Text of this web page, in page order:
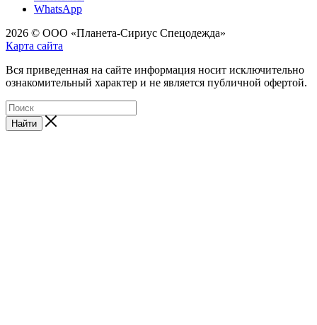
WhatsApp
2026 © ООО «Планета-Сириус Спецодежда»
Карта сайта
Вся приведенная на сайте информация носит исключительно
ознакомительный характер и не является публичной офертой.
Найти